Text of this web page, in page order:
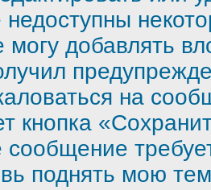
могу добавлять
на
кнопка
поднять мою